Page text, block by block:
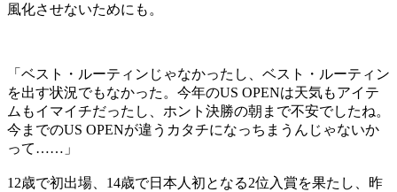
風化させないためにも。
「ベスト・ルーティンじゃなかったし、ベスト・ルーティン
を出す状況でもなかった。今年のUS OPENは天気もアイテ
ムもイマイチだったし、ホント決勝の朝まで不安でしたね。
今までのUS OPENが違うカタチになっちまうんじゃないか
って……」
12歳で初出場、14歳で日本人初となる2位入賞を果たし、昨